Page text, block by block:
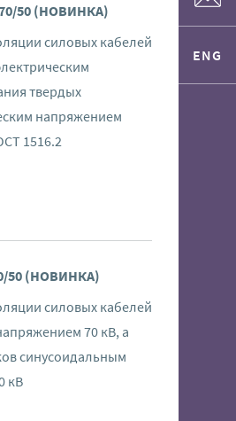
ENG
70/50 (НОВИНКА)
силовых кабелей
твердых
напряжением
1516.2
50 (НОВИНКА)
силовых кабелей
70 кВ, а
синусоидальным
кВ